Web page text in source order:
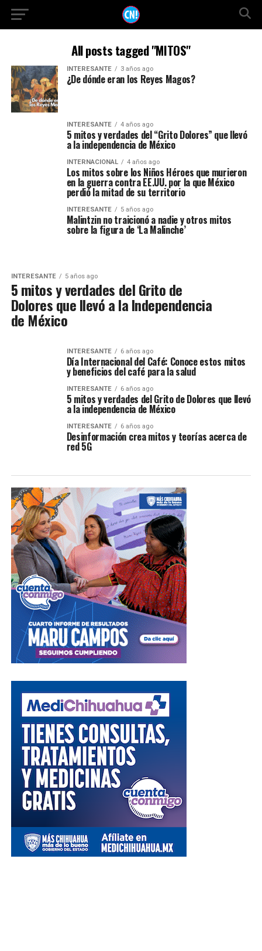
All posts tagged "MITOS"
INTERESANTE 3 años ago
¿De dónde eran los Reyes Magos?
INTERESANTE 4 años ago
5 mitos y verdades del “Grito Dolores” que llevó
a la independencia de México
INTERNACIONAL 4 años ago
Los mitos sobre los Niños Héroes que murieron
en la guerra contra EE.UU. por la que México
perdió la mitad de su territorio
INTERESANTE 5 años ago
Malintzin no traicionó a nadie y otros mitos
sobre la figura de ‘La Malinche’
INTERESANTE 5 años ago
5 mitos y verdades del Grito de
Dolores que llevó a la Independencia
de México
INTERESANTE 6 años ago
Día Internacional del Café: Conoce estos mitos
y beneficios del café para la salud
INTERESANTE 6 años ago
5 mitos y verdades del Grito de Dolores que llevó
a la independencia de México
INTERESANTE 6 años ago
Desinformación crea mitos y teorías acerca de
red 5G